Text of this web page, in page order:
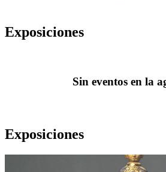
Exposiciones
Sin eventos en la
Exposiciones